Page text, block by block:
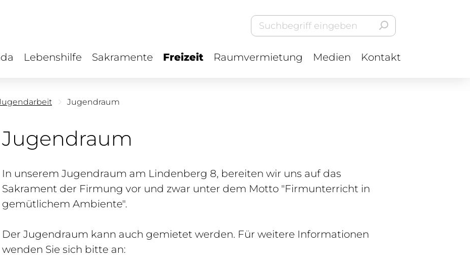
Lebenshilfe Sakramente Freizeit Raumvermietung Medien Kontakt
Jugendraum
Jugendraum
In unserem Jugendraum am Lindenberg 8, bereiten wir uns auf das
Sakrament der Firmung vor und zwar unter dem Motto "Firmunterricht in
gemütlichem Ambiente".
Der Jugendraum kann auch gemietet werden. Für weitere Informationen
wenden Sie sich bitte an: